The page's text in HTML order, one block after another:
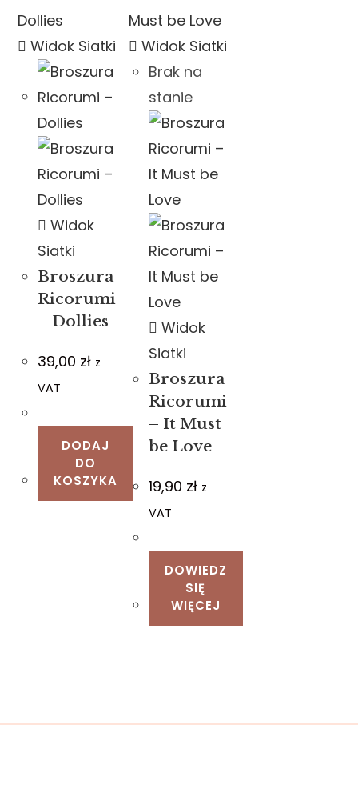
Widok Siatki
Widok
Siatki
Broszura
Ricorumi
– Dollies
39,00 zł z
VAT
DODAJ
DO
KOSZYKA
Widok Siatki
Brak na
stanie
Widok
Siatki
Broszura
Ricorumi
– It Must
be Love
19,90 zł z
VAT
DOWIEDZ
SIĘ
WIĘCEJ